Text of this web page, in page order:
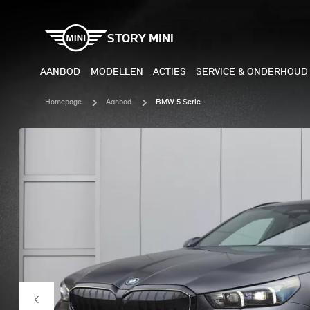
STORY MINI
AANBOD MODELLEN
MINI COUNTRYMAN ELECTRIC
JOHN COOPER WORKS
ELECTRIC
MINI
MINI
MINI
ACTIES SERVICE & ONDERHOUD
Homepage Aanbod BMW 5 Serie